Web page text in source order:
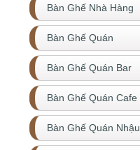
Bàn Ghế Nhà Hàng
Bàn Ghế Quán
Bàn Ghế Quán Bar
Bàn Ghế Quán Cafe
Bàn Ghế Quán Nhậu